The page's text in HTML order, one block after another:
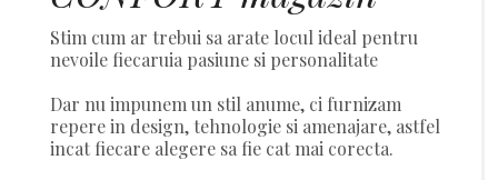
Stim cum ar trebui sa arate locul ideal pentru
nevoile fiecaruia pasiune si personalitate
Dar nu impunem un stil anume, ci furnizam
repere in design, tehnologie si amenajare, astfel
incat fiecare alegere sa fie cat mai corecta.